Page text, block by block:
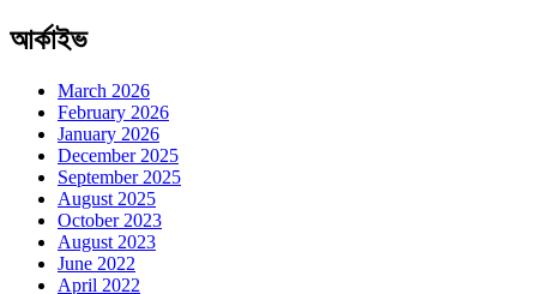
আর্কাইভ
March 2026
February 2026
January 2026
December 2025
September 2025
August 2025
October 2023
August 2023
June 2022
April 2022